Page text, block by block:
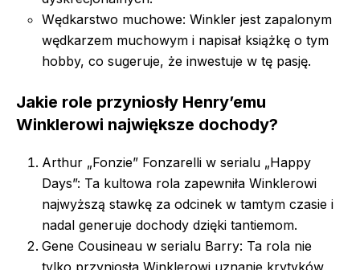
Wędkarstwo muchowe: Winkler jest zapalonym
wędkarzem muchowym i napisał książkę o tym
hobby, co sugeruje, że inwestuje w tę pasję.
Jakie role przyniosły Henry’emu
Winklerowi największe dochody?
Arthur „Fonzie” Fonzarelli w serialu „Happy
Days”: Ta kultowa rola zapewniła Winklerowi
najwyższą stawkę za odcinek w tamtym czasie i
nadal generuje dochody dzięki tantiemom.
Gene Cousineau w serialu Barry: Ta rola nie
tylko przyniosła Winklerowi uznanie krytyków,